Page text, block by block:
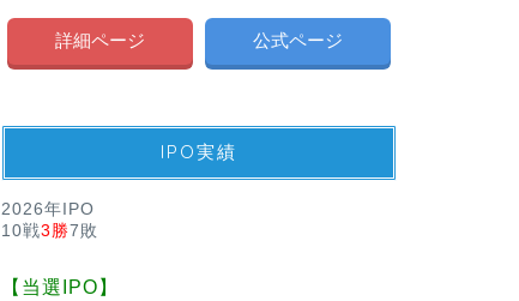
詳細ページ 公式ページ
IPO実績
2026年IPO
10戦3勝7敗
【当選IPO】